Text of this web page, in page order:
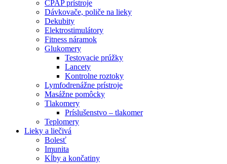
CPAP prístroje
Dávkovače, poliče na lieky
Dekubity
Elektrostimulátory
Fitness náramok
Glukomery
Testovacie prúžky
Lancety
Kontrolne roztoky
Lymfodrenážne prístroje
Masážne pomôcky
Tlakomery
Príslušenstvo – tlakomer
Teplomery
Lieky a liečivá
Bolesť
Imunita
Kĺby a končatiny